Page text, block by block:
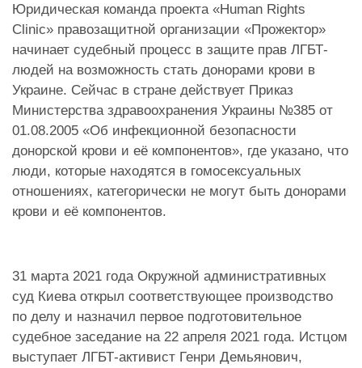
Юридическая команда проекта «Human Rights
Clinic» правозащитной организации «Прожектор»
начинает судебный процесс в защите прав ЛГБТ-
людей на возможность стать донорами крови в
Украине. Сейчас в стране действует Приказ
Министерства здравоохранения Украины №385 от
01.08.2005 «Об инфекционной безопасности
донорской крови и её компонентов», где указано, что
люди, которые находятся в гомосексуальных
отношениях, категорически не могут быть донорами
крови и её компонентов.
31 марта 2021 года Окружной административных
суд Киева открыл соответствующее производство
по делу и назначил первое подготовительное
судебное заседание на 22 апреля 2021 года. Истцом
выступает ЛГБТ-активист Генри Демьянович,